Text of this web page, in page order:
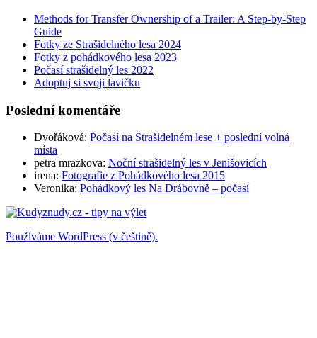
Methods for Transfer Ownership of a Trailer: A Step-by-Step
Guide
Fotky ze Strašidelného lesa 2024
Fotky z pohádkového lesa 2023
Počasí strašidelný les 2022
Adoptuj si svoji lavičku
Poslední komentáře
Dvořáková: Počasí na Strašidelném lese + poslední volná
místa
petra mrazkova: Noční strašidelný les v Jenišovicích
irena: Fotografie z Pohádkového lesa 2015
Veronika: Pohádkový les Na Drábovně – počasí
Používáme WordPress (v češtině).